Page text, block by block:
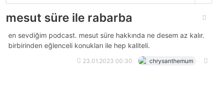
mesut süre ile rabarba
en sevdiğim podcast. mesut süre hakkında ne desem az kalır.
birbirinden eğlenceli konukları ile hep kaliteli.
23.01.2023 00:30 chrysanthemum